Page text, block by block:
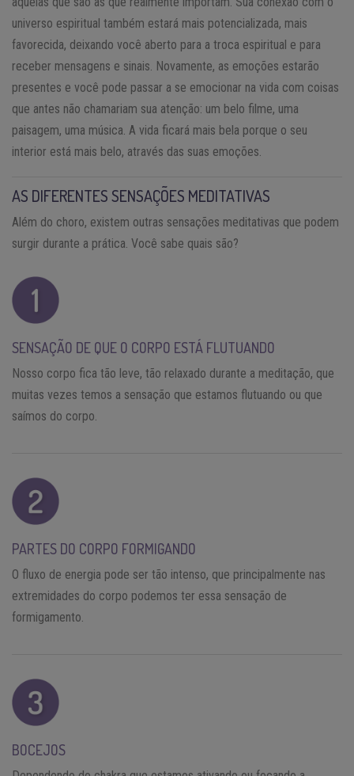
universo espiritual também estará mais potencializada, mais
favorecida, deixando você aberto para a troca espiritual e para
receber mensagens e sinais. Novamente, as emoções estarão
presentes e você pode passar a se emocionar na vida com coisas
que antes não chamariam sua atenção: um belo filme, uma
paisagem, uma música. A vida ficará mais bela porque o seu
interior está mais belo, através das suas emoções.
AS DIFERENTES SENSAÇÕES MEDITATIVAS
Além do choro, existem outras sensações meditativas que podem
surgir durante a prática. Você sabe quais são?
SENSAÇÃO DE QUE O CORPO ESTÁ FLUTUANDO
Nosso corpo fica tão leve, tão relaxado durante a meditação, que
muitas vezes temos a sensação que estamos flutuando ou que
saímos do corpo.
PARTES DO CORPO FORMIGANDO
O fluxo de energia pode ser tão intenso, que principalmente nas
extremidades do corpo podemos ter essa sensação de
formigamento.
BOCEJOS